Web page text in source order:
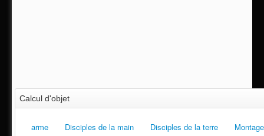
Calcul d'objet
arme Disciples de la main Disciples de la terre Montage